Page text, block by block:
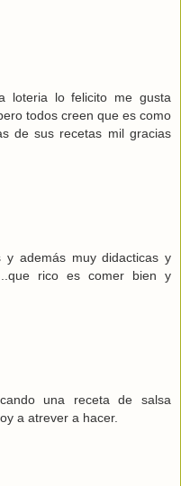
loteria lo felicito me gusta
todos creen que es como
de sus recetas mil gracias
y además muy didacticas y
rico es comer bien y
una receta de salsa
a atrever a hacer.